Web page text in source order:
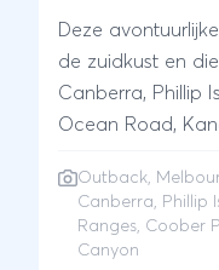
koala’s, pinguïns
met helderblauw
op en je zult je
Adelaide, de
ideale afsluiter!
Deze
de zuidkust en
Canberra, Phillip
Ocean Road,
Uluru en Kings
Outback,
Canberra, Phillip
Ranges, Coober
Canyon